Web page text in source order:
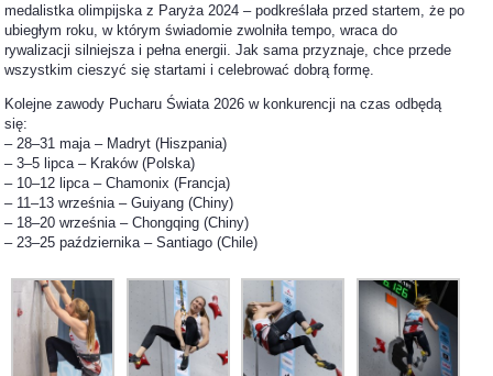
medalistka olimpijska z Paryża 2024 – podkreślała przed startem, że po
ubiegłym roku, w którym świadomie zwolniła tempo, wraca do
rywalizacji silniejsza i pełna energii. Jak sama przyznaje, chce przede
wszystkim cieszyć się startami i celebrować dobrą formę.
Kolejne zawody Pucharu Świata 2026 w konkurencji na czas odbędą
się:
– 28–31 maja – Madryt (Hiszpania)
– 3–5 lipca – Kraków (Polska)
– 10–12 lipca – Chamonix (Francja)
– 11–13 września – Guiyang (Chiny)
– 18–20 września – Chongqing (Chiny)
– 23–25 października – Santiago (Chile)